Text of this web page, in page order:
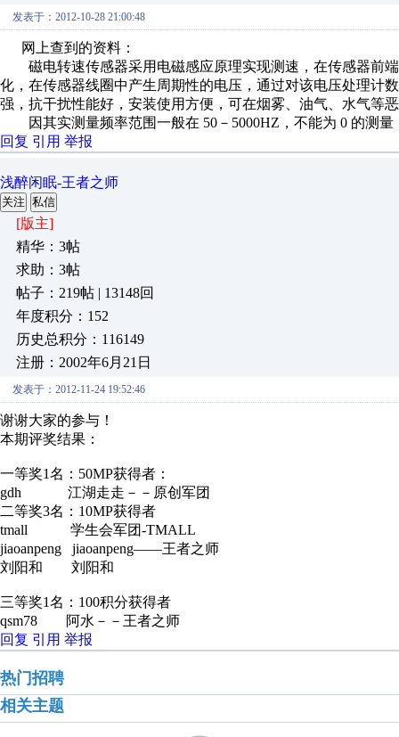
发表于：2012-10-28 21:00:48
网上查到的资料：
磁电转速传感器采用电磁感应原理实现测速，在传感器前
化，在传感器线圈中产生周期性的电压，通过对该电压处理计
强，抗干扰性能好，安装使用方便，可在烟雾、油气、水气等
因其实测量频率范围一般在 50－5000HZ，不能为 0 的测
回复 引用 举报
浅醉闲眠-王者之师
关注 私信
[版主]
精华：3帖
求助：3帖
帖子：219帖 | 13148回
年度积分：152
历史总积分：116149
注册：2002年6月21日
发表于：2012-11-24 19:52:46
谢谢大家的参与！
本期评奖结果：
一等奖1名：50MP获得者：
gdh 江湖走走－－原创军团
二等奖3名：10MP获得者
tmall 学生会军团-TMALL
jiaoanpeng jiaoanpeng——王者之师
刘阳和 刘阳和
三等奖1名：100积分获得者
qsm78 阿水－－王者之师
回复 引用 举报
热门招聘
相关主题